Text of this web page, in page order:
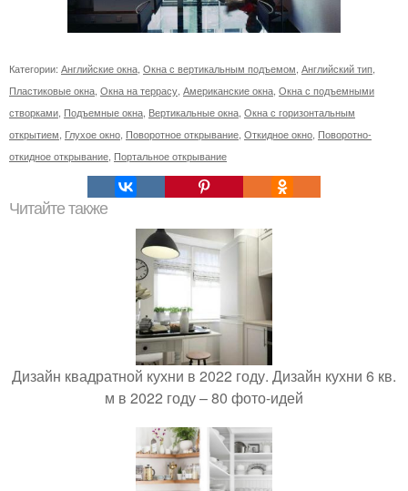
Категории: Английские окна Окна с вертикальным подъемом Английский тип
Пластиковые окна Окна на террасу Американские окна Окна с подъемными
створками Подъемные окна Вертикальные окна Окна с горизонтальным
открытием Глухое окно Поворотное открывание Откидное окно Поворотно-
откидное открывание Портальное открывание
Читайте также
Дизайн квадратной кухни в 2022 году. Дизайн кухни 6 кв.
м в 2022 году – 80 фото-идей